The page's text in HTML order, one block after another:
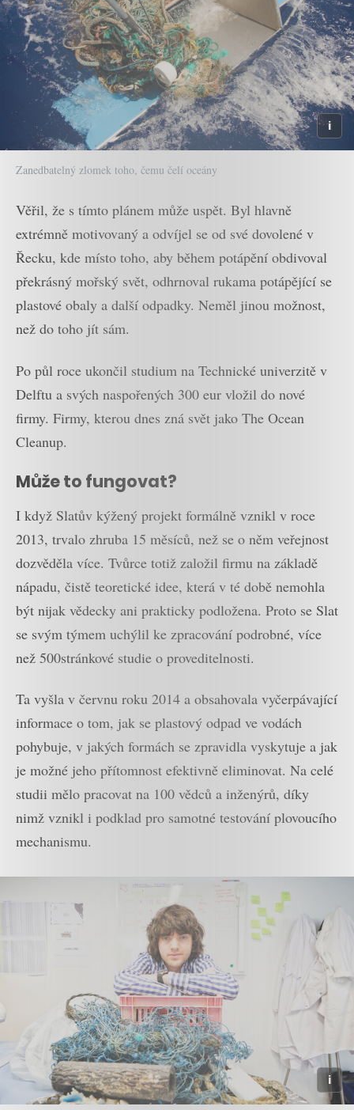
Zanedbatelný zlomek toho, čemu čelí oceány
Věřil, že s tímto plánem může uspět. Byl hlavně
extrémně motivovaný a odvíjel se od své dovolené v
Řecku, kde místo toho, aby během potápění obdivoval
překrásný mořský svět, odhrnoval rukama potápějící se
plastové obaly a další odpadky. Neměl jinou možnost,
než do toho jít sám.
Po půl roce ukončil studium na Technické univerzitě v
Delftu a svých naspořených 300 eur vložil do nové
firmy. Firmy, kterou dnes zná svět jako The Ocean
Cleanup.
Může to fungovat?
I když Slatův kýžený projekt formálně vznikl v roce
2013, trvalo zhruba 15 měsíců, než se o něm veřejnost
dozvěděla více. Tvůrce totiž založil firmu na základě
nápadu, čistě teoretické idee, která v té době nemohla
být nijak vědecky ani prakticky podložena. Proto se Slat
se svým týmem uchýlil ke zpracování podrobné, více
než 500stránkové studie o proveditelnosti.
Ta vyšla v červnu roku 2014 a obsahovala vyčerpávající
informace o tom, jak se plastový odpad ve vodách
pohybuje, v jakých formách se zpravidla vyskytuje a jak
je možné jeho přítomnost efektivně eliminovat. Na celé
studii mělo pracovat na 100 vědců a inženýrů, díky
nimž vznikl i podklad pro samotné testování plovoucího
mechanismu.